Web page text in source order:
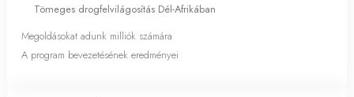
Tömeges drogfelvilágosítás Dél-Afrikában
Megoldásokat adunk milliók számára
A program bevezetésének eredményei